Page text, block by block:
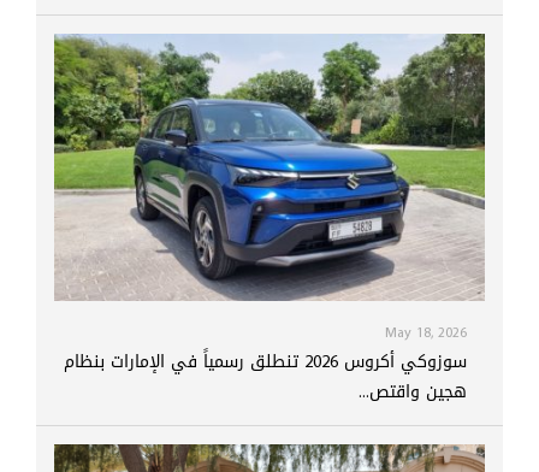
May 18, 2026
سوزوكي أكروس 2026 تنطلق رسمياً في الإمارات بنظام
هجين واقتص...